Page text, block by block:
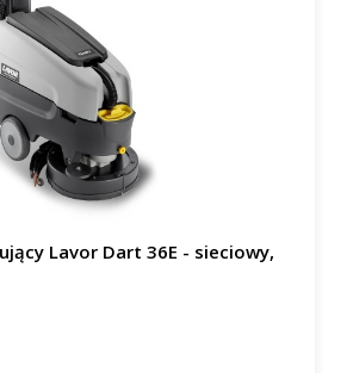
Lavor Dart 36E - sieciowy,